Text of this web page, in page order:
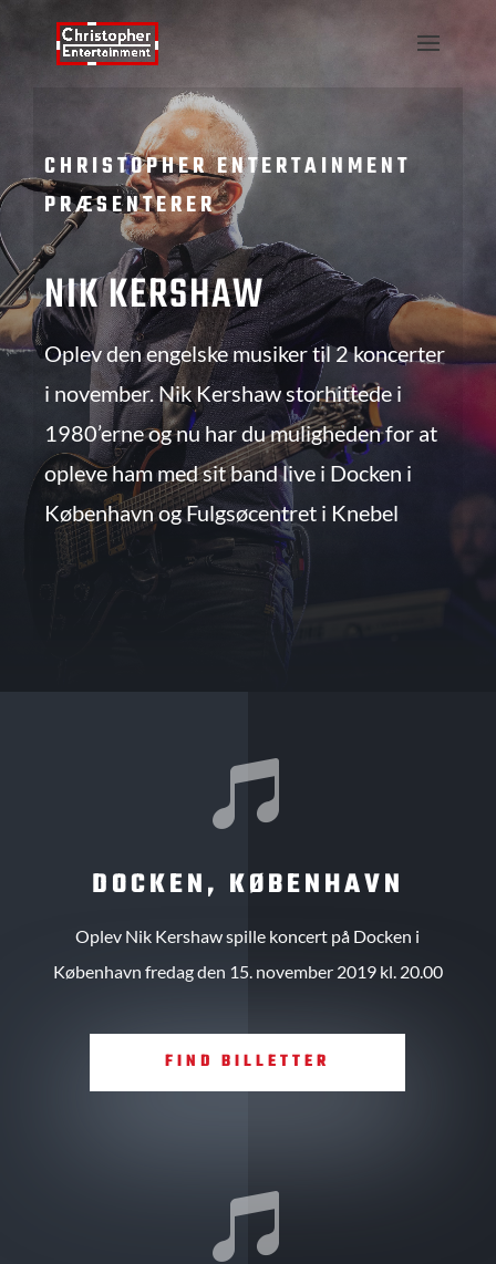
CHRISTOPHER ENTERTAINMENT
PRÆSENTERER
NIK KERSHAW
Oplev den engelske musiker til 2 koncerter
i november. Nik Kershaw storhittede i
1980’erne og nu har du muligheden for at
opleve ham med sit band live i Docken i
København og Fulgsøcentret i Knebel

DOCKEN, KØBENHAVN
Oplev Nik Kershaw spille koncert på Docken i
København fredag den 15. november 2019 kl. 20.00
FIND BILLETTER
